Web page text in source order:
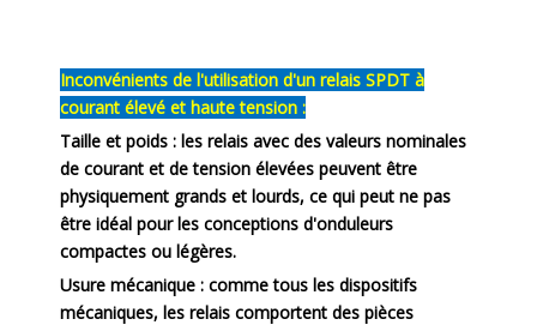
Inconvénients de l'utilisation d'un relais SPDT à
courant élevé et haute tension :
Taille et poids : les relais avec des valeurs nominales
de courant et de tension élevées peuvent être
physiquement grands et lourds, ce qui peut ne pas
être idéal pour les conceptions d'onduleurs
compactes ou légères.
Usure mécanique : comme tous les dispositifs
mécaniques, les relais comportent des pièces